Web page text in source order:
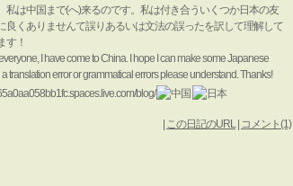
私は中国まで(へ)来るのです。私は付き合ういくつか日本の友
良くありませんて誤りあるいは文法の誤ったを訳して理解して
す！
I have come to China. I hope I can make some Japanese
translation error or grammatical errors please understand. Thanks!
blog/
この日記のURL| コメント(1)|